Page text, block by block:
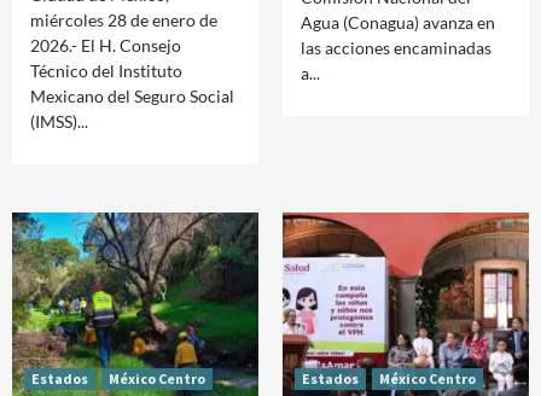
miércoles 28 de enero de
2026.- El H. Consejo
Técnico del Instituto
Mexicano del Seguro Social
(IMSS)...
Agua (Conagua) avanza en
las acciones encaminadas
a...
Estados
México Centro
Estados
México Centro